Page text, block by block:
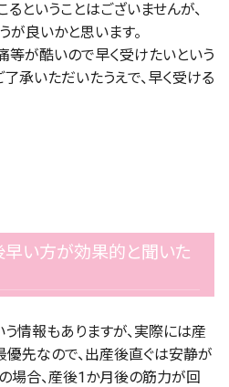
ということはございませんが、
が良いかと思います。
等が酷いので早く受けたいという
承いただいたうえで、早く受ける
早い方が効果的と聞いた
情報もありますが、実際には産
先なので、出産後直ぐは安静が
場合、産後1か月後の筋力が回